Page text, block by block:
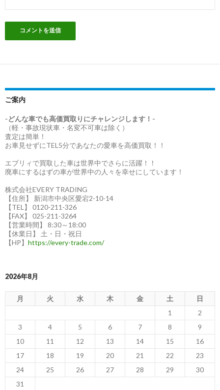
ご案内
-どんな車でも高価買取りにチャレンジします！-
（軽・事故現状車・名変不可車は除く）
査定は簡単！
お車見せずにTEL5分であなたの愛車を高価買取！！
エブリィで買取した車は世界中でさらに活躍！！
廃車にするはずの車が世界中の人々を幸せにしています！
株式会社EVERY TRADING
【住所】 新潟市中央区愛宕2-10-14
【TEL】 0120-211-326
【FAX】 025-211-3264
【営業時間】 8:30～18:00
【休業日】 土・日・祝日
【HP】 https://every-trade.com/
2026年8月
月 火 水 木 金 土
日
1
2
3
4 5 6 7 8
9
10
11 12 13 14 15
16
17
18 19 20 21 22
23
24
25 26 27 28 29
30
31